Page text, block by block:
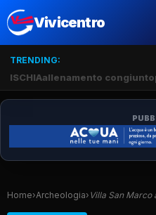
Vivicentro
TRENDING:
ISCHIAallenamento congiunto
Home›Archeologia› Villa San